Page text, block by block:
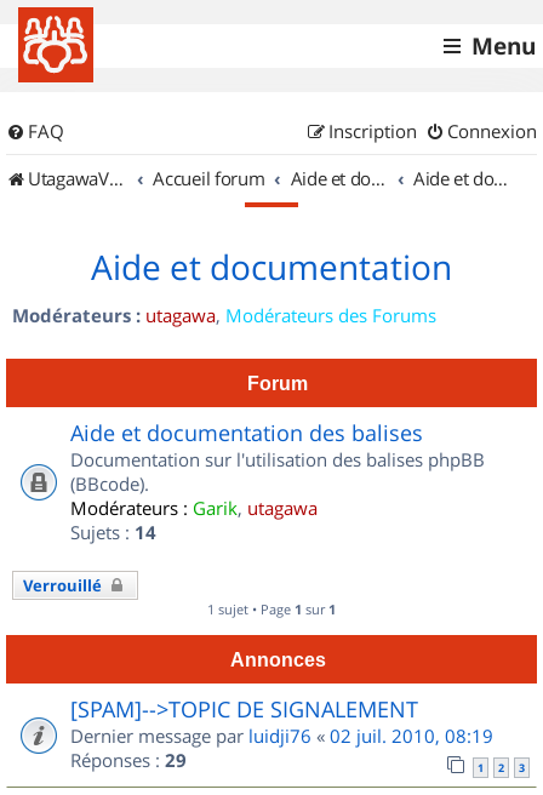
Menu
FAQ Connexion
Inscription
UtagawaVTT (Randos VTT et VTTAE avec traces GPS)
Accueil forum Aide et documentation Aide et documentation
Aide et documentation
Modérateurs : utagawa, Modérateurs des Forums
Forum
Aide et documentation des balises
Documentation sur l'utilisation des balises phpBB
(BBcode).
Modérateurs : Garik, utagawa
Sujets : 14
Verrouillé
1 sujet • Page 1 sur 1
Annonces
[SPAM]-->TOPIC DE SIGNALEMENT
Dernier message par luidji76 « 02 juil. 2010, 08:19
Réponses : 29 1 2 3